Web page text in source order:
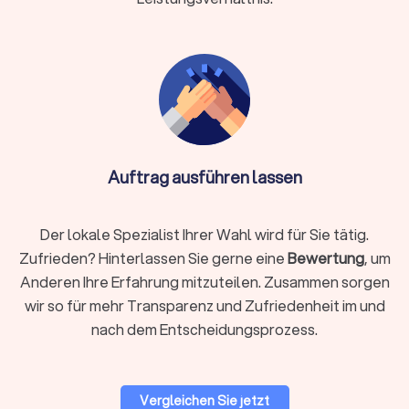
Wichtig bei Online-Anbietern: Achten Sie auf
DSGVO-konforme Datenverarbeitung und die
Nutzung sicherer Software wie DATEV
Unternehmen online. Die Qualifikation ist essentiell –
auch ein Online-Steuerberater muss von der
Auf Trustlocal finden Sie beide Varianten übersichtlich
dargestellt, sodass Sie selbst entscheiden können, was
besser zu Ihnen passt. Nutzen Sie unsere Filterfunktion, um
gezielt nach lokalen Beratern in Eichenzell oder digitalen
Auftrag ausführen lassen
Der lokale Spezialist Ihrer Wahl wird für Sie tätig.
Zufrieden? Hinterlassen Sie gerne eineBewertung, um
Anderen Ihre Erfahrung mitzuteilen. Zusammen sorgen
wir so für mehr Transparenz und Zufriedenheit im und
nach dem Entscheidungsprozess.
Vergleichen Sie jetzt